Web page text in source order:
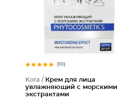
(10)
Kora / Крем для лица
увлажняющий с морскими
экстрактами